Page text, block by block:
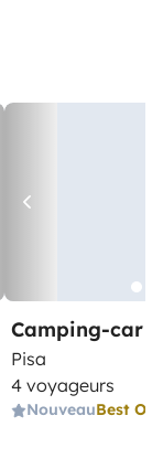
Camping-car
Pisa
4 voyageurs
NouveauBest